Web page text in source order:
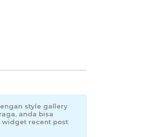
style gallery
anda bisa
recent post